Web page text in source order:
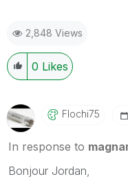
2,848 Views
0 Likes
Flochi75
In response to
Bonjour Jordan,